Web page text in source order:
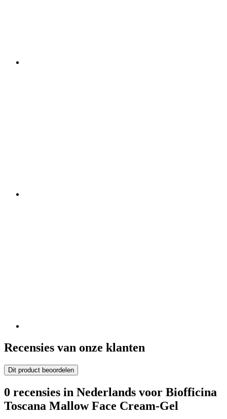
Recensies van onze klanten
Dit product beoordelen
0 recensies in Nederlands voor Biofficina
Toscana Mallow Face Cream-Gel